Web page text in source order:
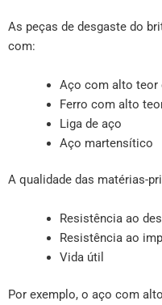
As peças de desgaste do
com:
Aço com alto teor
Ferro com alto
Liga de aço
Aço martensítico
A qualidade das matérias-
Resistência ao
Resistência ao
Vida útil
Por exemplo, o aço com